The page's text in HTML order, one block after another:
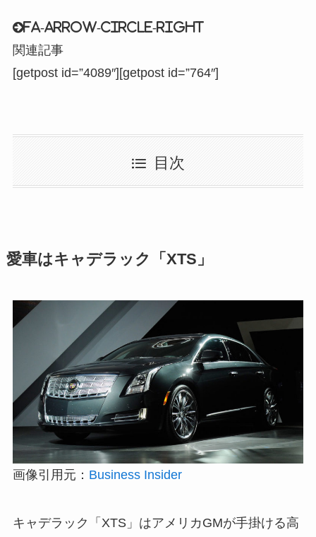
fa-arrow-circle-right
関連記事
[getpost id=”4089″][getpost id=”764″]
目次
愛車はキャデラック「XTS」
画像引用元： Business Insider
キャデラック「XTS」はアメリカGMが手掛ける高